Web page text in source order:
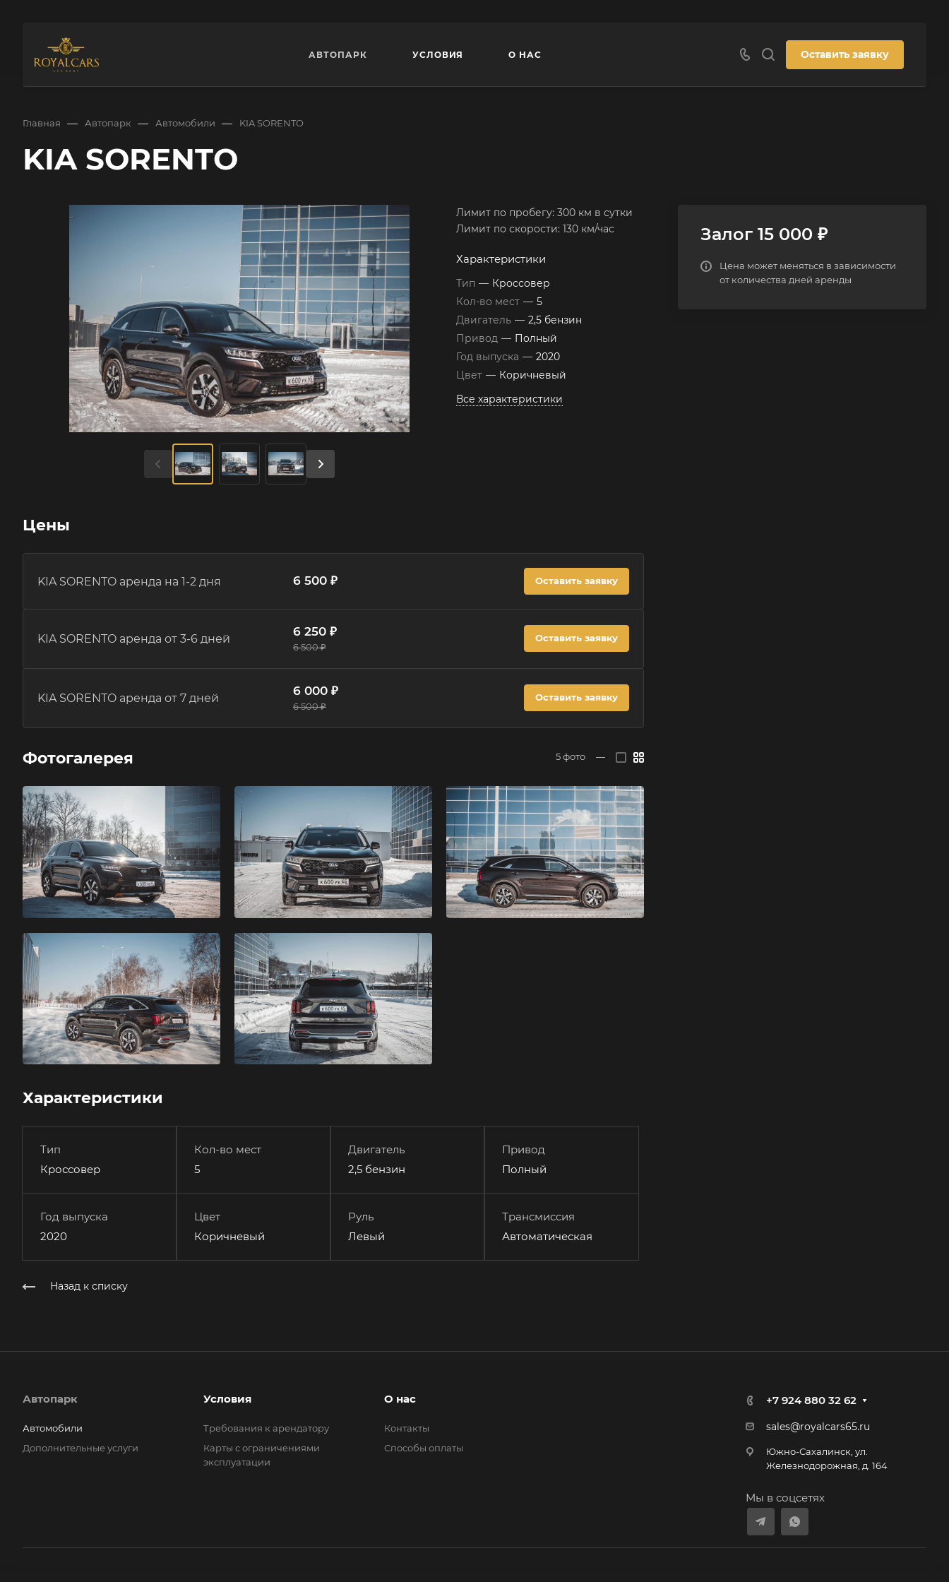
АВТОПАРК УСЛОВИЯ О НАС Оставить заявку
Главная — Автопарк — Автомобили — KIA SORENTO
KIA SORENTO
Залог 15 000 ₽
Цена может меняться в зависимости
от количества дней аренды
Лимит по пробегу: 300 км в сутки
Лимит по скорости: 130 км/час
Характеристики
Тип — Кроссовер
Кол-во мест — 5
Двигатель — 2,5 бензин
Привод — Полный
Год выпуска — 2020
Цвет — Коричневый
Все характеристики
Цены
KIA SORENTO аренда на 1-2 дня 6 500 ₽ Оставить заявку
KIA SORENTO аренда от 3-6 дней
6 250 ₽
6 500 ₽
Оставить заявку
KIA SORENTO аренда от 7 дней
6 000 ₽
6 500 ₽
Оставить заявку
Фотогалерея 5фото —
Характеристики
Тип
Кроссовер
Кол-во мест
5
Двигатель
2,5 бензин
Привод
Полный
Год выпуска
2020
Цвет
Коричневый
Руль
Левый
Трансмиссия
Автоматическая
Назад к списку
Автопарк
Автомобили
Дополнительные услуги
Условия
Требования к арендатору
Карты с ограничениями
эксплуатации
О нас
Контакты
Способы оплаты
+7 924 880 32 62
sales@royalcars65.ru
Южно-Сахалинск, ул.
Железнодорожная, д. 164
Мы в соцсетях